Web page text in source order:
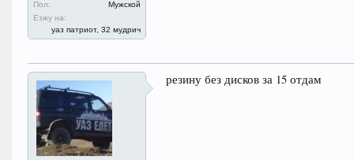
Пол:
Мужской
Езжу на:
уаз патриот, 32 мудрич
резину без дисков за 15 отдам